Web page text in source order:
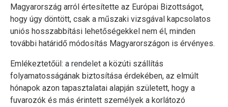
Magyarország arról értesítette az Európai Bizottságot,
hogy úgy döntött, csak a műszaki vizsgával kapcsolatos
uniós hosszabbítási lehetőségekkel nem él, minden
további határidő módosítás Magyarországon is érvényes.
Emlékeztetőül: a rendelet a közúti szállítás
folyamatosságának biztosítása érdekében, az elmúlt
hónapok azon tapasztalatai alapján született, hogy a
fuvarozók és más érintett személyek a korlátozó